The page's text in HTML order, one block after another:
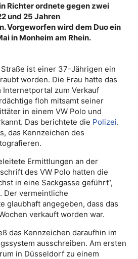
Richter ordnete gegen zwei
und 25 Jahren
Vorgeworfen wird dem Duo ein
in Monheim am Rhein.
ist einer 37-Jährigen ein
worden. Die Frau hatte das
Internetportal zum Verkauf
floh mitsamt seiner
in einem VW Polo und
Das berichtete die Polizei.
das Kennzeichen des
Ermittlungen an der
des VW Polo hatten die
in eine Sackgasse geführt“,
Der vermeintliche
glaubhaft angegeben, dass das
verkauft worden war.
das Kennzeichen daraufhin im
ausschreiben. Am ersten
in Düsseldorf zu einem